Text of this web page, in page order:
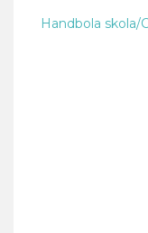
Handbola skola/